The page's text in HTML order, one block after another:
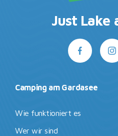
Just Lake
Camping am Gardasee
Wie funktioniert es
Wer wir sind